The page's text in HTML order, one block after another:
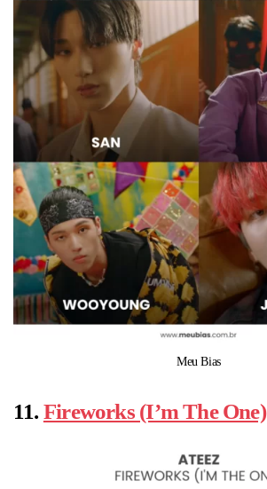
Meu Bias
11. Fireworks (I’m The One)